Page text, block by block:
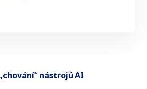
nástrojů AI